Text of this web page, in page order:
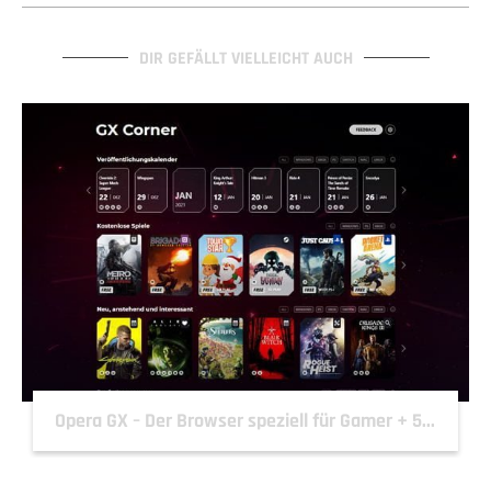
DIR GEFÄLLT VIELLEICHT AUCH
Opera GX – Der Browser speziell für Gamer + 5...